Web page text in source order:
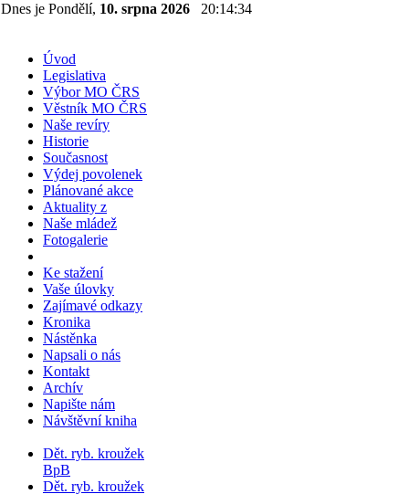
Dnes je Pondělí, 10. srpna 2026 20:14:35
Úvod
Legislativa
Výbor MO ČRS
Věstník MO ČRS
Naše revíry
Historie
Současnost
Výdej povolenek
Plánované akce
Aktuality z
Naše mládež
Fotogalerie
Ke stažení
Vaše úlovky
Zajímavé odkazy
Kronika
Nástěnka
Napsali o nás
Kontakt
Archív
Napište nám
Návštěvní kniha
Dět. ryb. kroužek
BpB
Dět. ryb. kroužek